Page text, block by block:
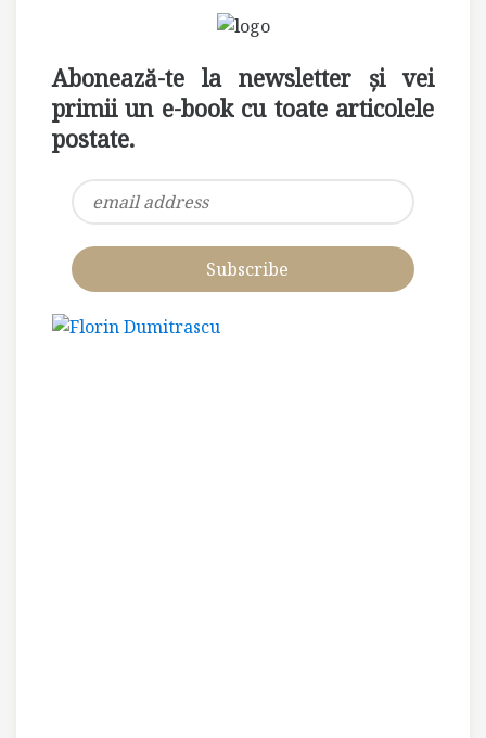
Abonează-te la newsletter și vei
primii un e-book cu toate articolele
postate.